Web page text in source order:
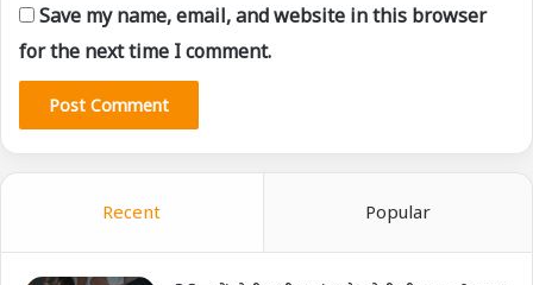
Save my name, email, and website in this browser
for the next time I comment.
Recent Popular